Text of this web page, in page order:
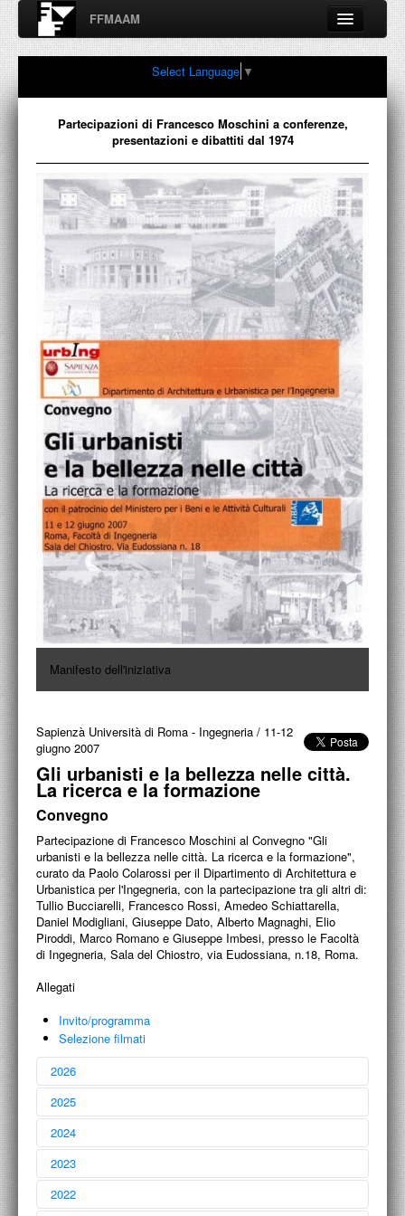
FFMAAM
Fondo Francesco Moschini
A.A.M. Architettura Arte Moderna
Percorsi, nodi, sconfinamenti e contaminazioni tra Arte,
FFMAAM
FRANCESCO MOSCHINI
PUBBLICAZIONI
CONFERENZE
VIDEO
COLLEZIONE
ACCADEMIA NAZIONALE DI SAN LUCA
I.E.D. / ROMA
POLITECNICO DI BARI
BIBLIOTECA FRANCESCO MOSCHINI
A.A.M. ARCHITETTURA ARTE MODERNA
RECENSIONI GENERALI
MOSTRE
ARTISTI
LABORATORI DI PROGETTAZIONE
PROGETTI D'OPERA
PROGETTI CULTURALI
PROGETTO T.E.S.I.
Select Language ▼
Partecipazioni di Francesco Moschini a conferenze,
presentazioni e dibattiti dal 1974
Manifesto dell'iniziativa
Sapienzà Università di Roma - Ingegneria / 11-12
giugno 2007
Gli urbanisti e la bellezza nelle città.
La ricerca e la formazione
Convegno
Partecipazione di Francesco Moschini al Convegno "Gli
urbanisti e la bellezza nelle città. La ricerca e la formazione",
curato da Paolo Colarossi per il Dipartimento di Architettura e
Urbanistica per l'Ingegneria, con la partecipazione tra gli altri di:
Tullio Bucciarelli, Francesco Rossi, Amedeo Schiattarella,
Daniel Modigliani, Giuseppe Dato, Alberto Magnaghi, Elio
Piroddi, Marco Romano e Giuseppe Imbesi, presso le Facoltà
di Ingegneria, Sala del Chiostro, via Eudossiana, n.18, Roma.
Allegati
Invito/programma
Selezione filmati
2026
Francesco Moschini
Liber amicorum
27 aprile 2026
2025
Laura Marcucci
2024
2023
2022